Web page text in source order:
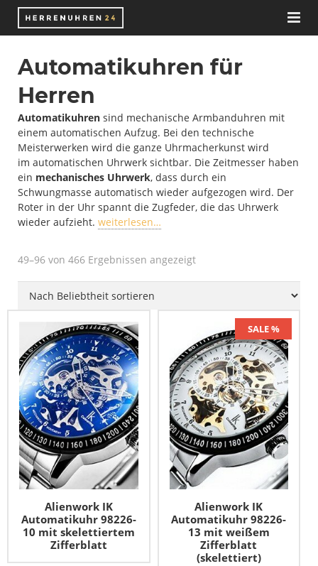
Uhrenmarken
Schweizer Uhrenmarken
Deutsche Uhrenhersteller
Uhren
Automatikuhren
Chronographen
Funkuhren
Solaruhren
Taucheruhren
Titanuhren
XXL-Uhren
SALE – Top Angebote
Zubehör
Nato-Straps
Uhrenarmbänder
Uhrenbeweger
Uhrenbox
Uhrenetui
Uhrenkasten
Wissen
Automatikuhrwerk
ETA Uhrwerke
ETA 2824-2
ETA Valjoux 7750
Uhren-Typen
Uhr-Widget
Uhrwerke
Blog
E-Books
Automatikuhren für
Herren
Automatikuhren sind mechanische Armbanduhren mit
einem automatischen Aufzug. Bei den technische
Meisterwerken wird die ganze Uhrmacherkunst wird
im automatischen Uhrwerk sichtbar. Die Zeitmesser haben
ein mechanisches Uhrwerk, dass durch ein
Schwungmasse automatisch wieder aufgezogen wird. Der
Roter in der Uhr spannt die Zugfeder, die das Uhrwerk
wieder aufzieht. weiterlesen…
49–96 von 466 Ergebnissen angezeigt
Alienwork IK
Automatikuhr 98226-
10 mit skelettiertem
Zifferblatt
SALE %
Alienwork IK
Automatikuhr 98226-
13 mit weißem
Zifferblatt
(skelettiert)